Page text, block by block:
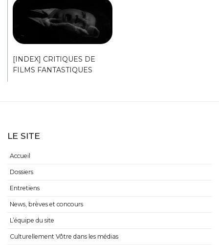
[INDEX] CRITIQUES DE
FILMS FANTASTIQUES
LE SITE
Accueil
Dossiers
Entretiens
News, brèves et concours
L’équipe du site
Culturellement Vôtre dans les médias